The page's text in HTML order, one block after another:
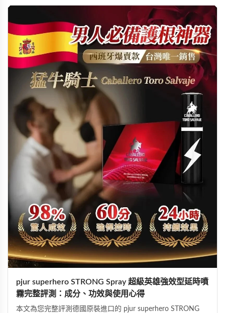
pjur superhero STRONG Spray 超級英雄強效型延時噴
霧完整評測：成分、功效與使用心得
本文為您完整評測德國原裝進口的 pjur superhero STRONG